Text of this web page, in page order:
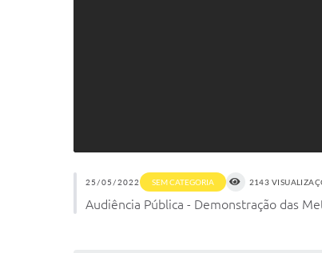
25/05/2022 SEM CATEGORIA 2143
Audiência Pública - Demonstração das